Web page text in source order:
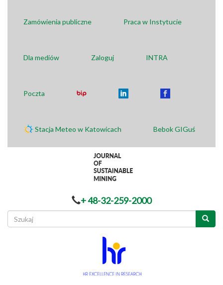
Zamówienia publiczne Praca w Instytucie
Dla mediów Zaloguj INTRA
Poczta
Stacja Meteo w Katowicach Bebok GIGuś
+ 48-32-259-2000
Formularz